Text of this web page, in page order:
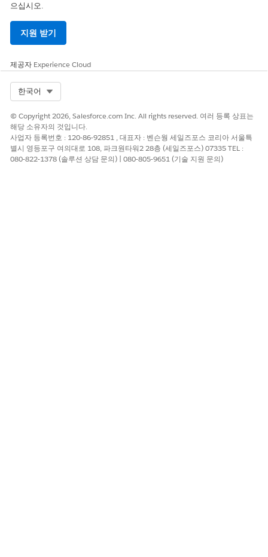
Agentforce Health용 Digital Wallet
Digital Wallet 사용하여 건강 API 소비를 실시간으로 파악합니
다. Data 360과 통합하면 권리 사용량 및 운영 제한에 대한 가
시성을 제공하여 과도한 작업을 피할 수 있습니다. Digital
성 작업에 대한 청구 가능한 사용량을 추적합니다.
이 기사를 통해 문제를 해결했습니까?
개선을 위한 의견을 보내주세요.
예 아니요
으십시오.
지원 받기
제공자 Experience Cloud
한국어
© Copyright 2026, Salesforce.com Inc. All rights reserved. 여러 등록 상표는
해당 소유자의 것입니다.
사업자 등록번호 : 120-86-92851 , 대표자 : 벤슨웡 세일즈포스 코리아 서울특
별시 영등포구 여의대로 108, 파크원타워2 28층 (세일즈포스) 07335 TEL :
080-822-1378 (솔루션 상담 문의) | 080-805-9651 (기술 지원 문의)